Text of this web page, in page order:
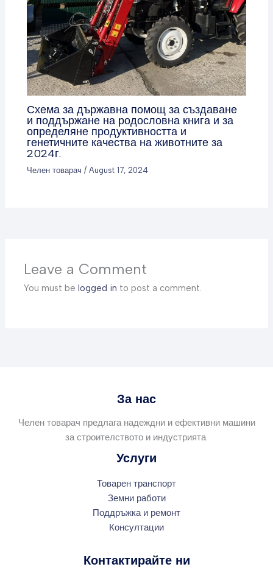
Схема за държавна помощ за създаване
и поддържане на родословна книга и за
определяне продуктивността и
генетичните качества на животните за
2024г.
Челен товарач /August 17, 2024
Leave a Comment
You must belogged in to post a comment.
За нас
Челен товарач предлага надеждни и ефективни машини
за строителството и индустрията.
Услуги
Товарен транспорт
Земни работи
Поддръжка и ремонт
Консултации
Контактирайте ни